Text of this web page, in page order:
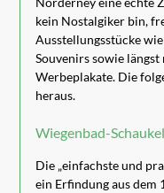
kein Nostalgiker bin,
Ausstellungsstücke
Souvenirs sowie
Werbeplakate. Die
heraus.
Wiegenbad-Schaukel
Die „einfachste und
ein Erfindung aus